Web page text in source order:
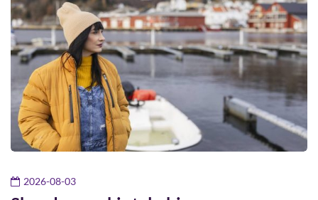
2026-08-03